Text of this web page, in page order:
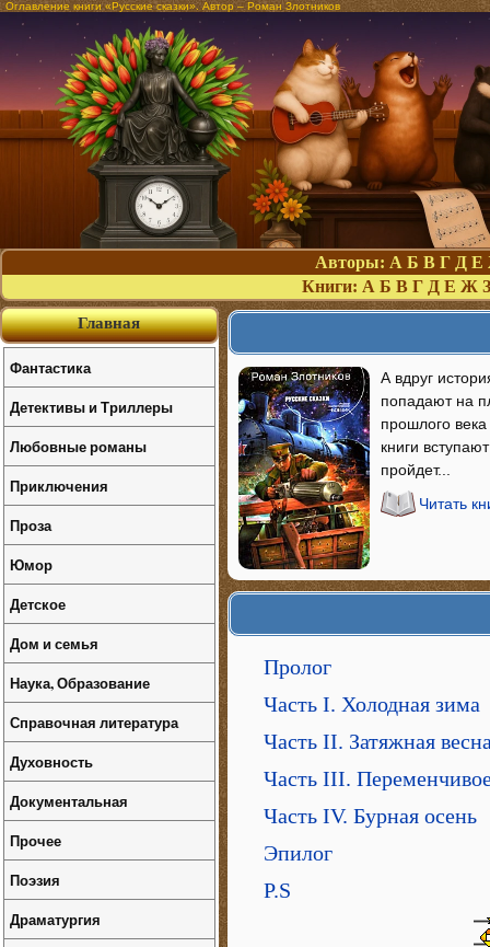
Оглавление книги «Русские сказки». Автор – Роман Злотников
Авторы: А Б В Г Д Е
Книги: А Б В Г Д Е Ж З
А вдруг
попадают на
прошлого
книги
пройдет...
Читать
Пролог
Часть I. Холодная зима
Часть II. Затяжная
Часть III.
Часть IV. Бурная осень
Эпилог
P.S
Главная
Фантастика
Детективы и Триллеры
Любовные романы
Приключения
Проза
Юмор
Детское
Дом и семья
Наука, Образование
Справочная литература
Духовность
Документальная
Прочее
Поэзия
Драматургия